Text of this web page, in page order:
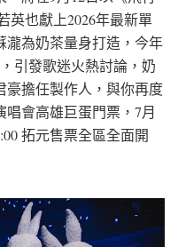
英也獻上2026年最新單
瀧為奶茶量身打造，今年
引發歌迷火熱討論，奶
豪擔任製作人，與你再度
會高雄巨蛋門票，7月
拓元售票全區全面開